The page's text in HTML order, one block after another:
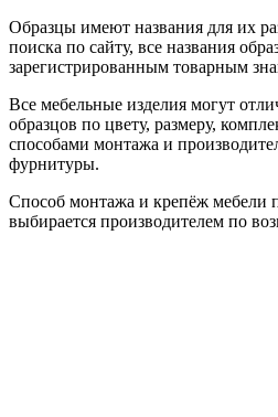
Образцы имеют названия для их
поиска по сайту, все названия
зарегистрированным товарным
Все мебельные изделия могут
образцов по цвету, размеру,
способами монтажа и
фурнитуры.
Способ монтажа и крепёж мебели
выбирается производителем по